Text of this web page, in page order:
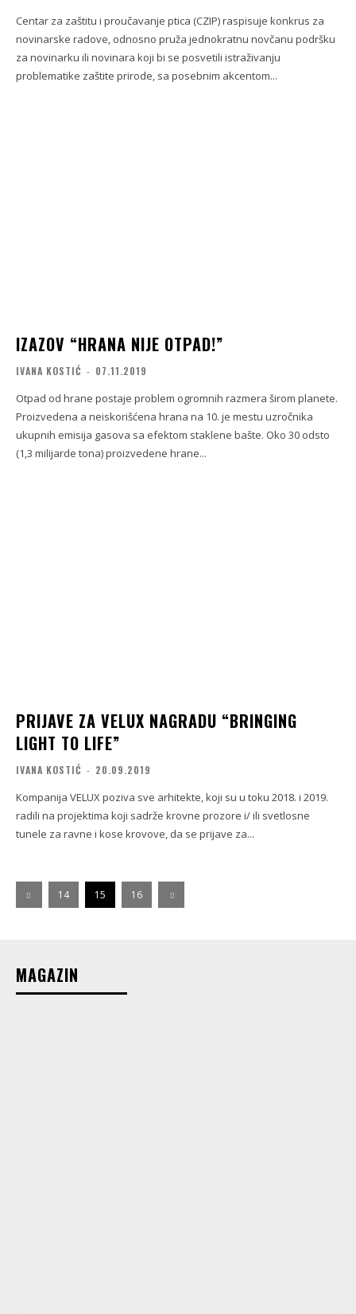
Centar za zaštitu i proučavanje ptica (CZIP) raspisuje konkrus za
novinarske radove, odnosno pruža jednokratnu novčanu podršku
za novinarku ili novinara koji bi se posvetili istraživanju
problematike zaštite prirode, sa posebnim akcentom...
IZAZOV “HRANA NIJE OTPAD!”
IVANA KOSTIĆ - 07.11.2019
Otpad od hrane postaje problem ogromnih razmera širom planete.
Proizvedena a neiskorišćena hrana na 10. je mestu uzročnika
ukupnih emisija gasova sa efektom staklene bašte. Oko 30 odsto
(1,3 milijarde tona) proizvedene hrane...
PRIJAVE ZA VELUX NAGRADU “BRINGING
LIGHT TO LIFE”
IVANA KOSTIĆ - 20.09.2019
Kompanija VELUX poziva sve arhitekte, koji su u toku 2018. i 2019.
radili na projektima koji sadrže krovne prozore i/ ili svetlosne
tunele za ravne i kose krovove, da se prijave za...
14 15 16
MAGAZIN